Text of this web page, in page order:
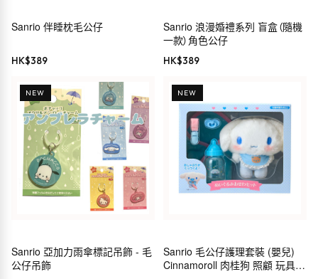
Sanrio 伴睡枕毛公仔
HK$389
Sanrio 浪漫婚禮系列 盲盒（隨機
一款）角色公仔
HK$389
NEW
Sanrio 亞加力雨傘標記吊飾 - 毛
公仔吊飾
NEW
Sanrio 毛公仔護理套裝 (嬰兒)
Cinnamoroll 肉桂狗 照顧 玩具